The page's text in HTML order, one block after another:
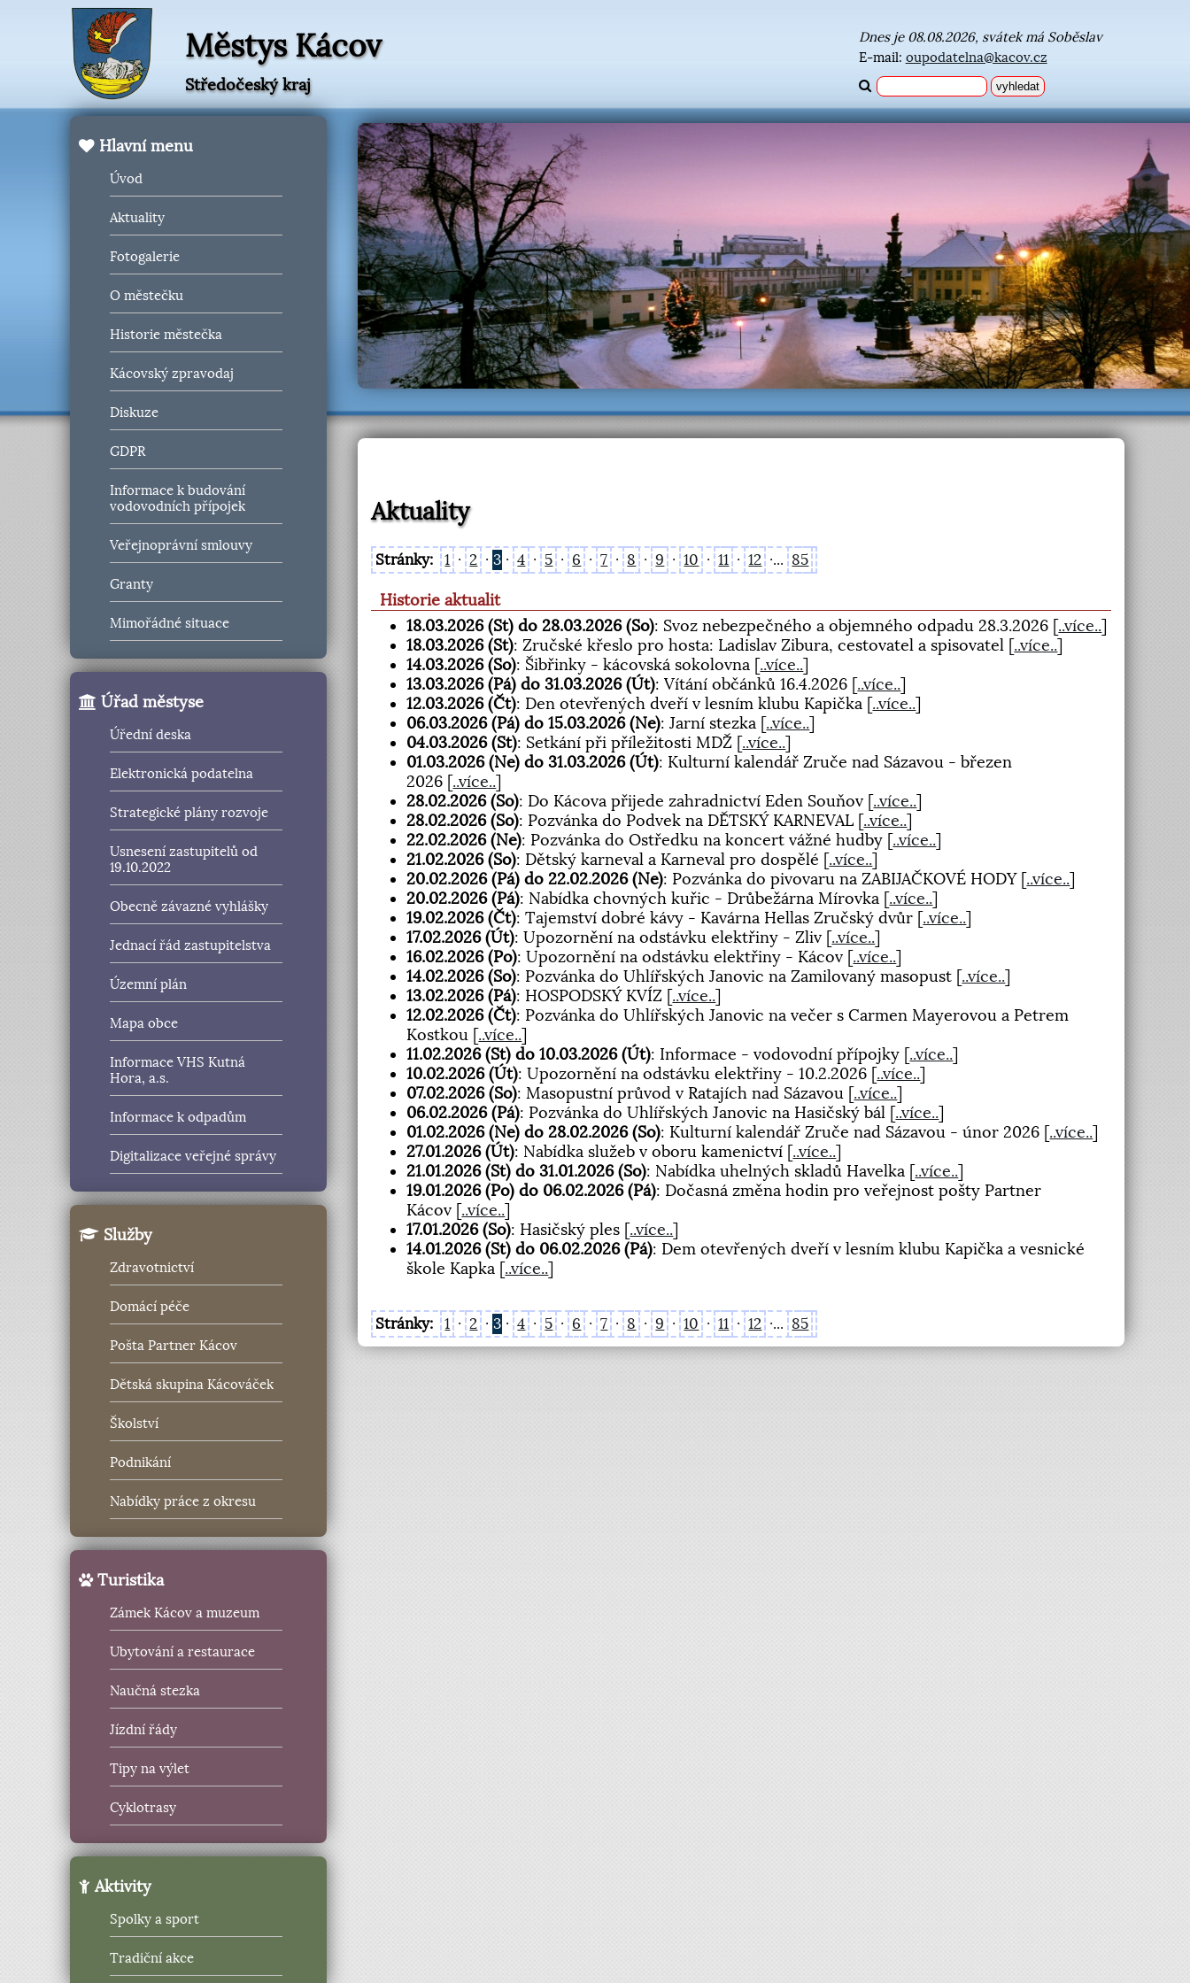
Městys Kácov
Středočeský kraj
Dnes je 08.08.2026, svátek má Soběslav
E-mail: oupodatelna@kacov.cz
Hlavní menu
Úvod
Aktuality
Fotogalerie
O městečku
Historie městečka
Kácovský zpravodaj
Diskuze
GDPR
Informace k budování
vodovodních přípojek
Veřejnoprávní smlouvy
Granty
Mimořádné situace
Úřad městyse
Úřední deska
Elektronická podatelna
Strategické plány rozvoje
Usnesení zastupitelů od
19.10.2022
Obecně závazné vyhlášky
Jednací řád zastupitelstva
Územní plán
Mapa obce
Informace VHS Kutná
Hora, a.s.
Informace k odpadům
Digitalizace veřejné správy
Služby
Zdravotnictví
Domácí péče
Pošta Partner Kácov
Dětská skupina Kácováček
Školství
Podnikání
Nabídky práce z okresu
Turistika
Zámek Kácov a muzeum
Ubytování a restaurace
Naučná stezka
Jízdní řády
Tipy na výlet
Cyklotrasy
Aktivity
Spolky a sport
Tradiční akce
Aktuality
Stránky: 1 · 2 · 3 · 4 · 5 · 6 · 7 · 8 · 9 · 10 · 11 · 12 ·... 85
Historie aktualit
18.03.2026 (St) do 28.03.2026 (So): Svoz nebezpečného a objemného odpadu 28.3.2026 [..více..]
18.03.2026 (St): Zručské křeslo pro hosta: Ladislav Zibura, cestovatel a spisovatel [..více..]
14.03.2026 (So): Šibřinky - kácovská sokolovna [..více..]
13.03.2026 (Pá) do 31.03.2026 (Út): Vítání občánků 16.4.2026 [..více..]
12.03.2026 (Čt): Den otevřených dveří v lesním klubu Kapička [..více..]
06.03.2026 (Pá) do 15.03.2026 (Ne): Jarní stezka [..více..]
04.03.2026 (St): Setkání při příležitosti MDŽ [..více..]
01.03.2026 (Ne) do 31.03.2026 (Út): Kulturní kalendář Zruče nad Sázavou - březen
2026 [..více..]
28.02.2026 (So): Do Kácova přijede zahradnictví Eden Souňov [..více..]
28.02.2026 (So): Pozvánka do Podvek na DĚTSKÝ KARNEVAL [..více..]
22.02.2026 (Ne): Pozvánka do Ostředku na koncert vážné hudby [..více..]
21.02.2026 (So): Dětský karneval a Karneval pro dospělé [..více..]
20.02.2026 (Pá) do 22.02.2026 (Ne): Pozvánka do pivovaru na ZABIJAČKOVÉ HODY [..více..]
20.02.2026 (Pá): Nabídka chovných kuřic - Drůbežárna Mírovka [..více..]
19.02.2026 (Čt): Tajemství dobré kávy - Kavárna Hellas Zručský dvůr [..více..]
17.02.2026 (Út): Upozornění na odstávku elektřiny - Zliv [..více..]
16.02.2026 (Po): Upozornění na odstávku elektřiny - Kácov [..více..]
14.02.2026 (So): Pozvánka do Uhlířských Janovic na Zamilovaný masopust [..více..]
13.02.2026 (Pá): HOSPODSKÝ KVÍZ [..více..]
12.02.2026 (Čt): Pozvánka do Uhlířských Janovic na večer s Carmen Mayerovou a Petrem
Kostkou [..více..]
11.02.2026 (St) do 10.03.2026 (Út): Informace - vodovodní přípojky [..více..]
10.02.2026 (Út): Upozornění na odstávku elektřiny - 10.2.2026 [..více..]
07.02.2026 (So): Masopustní průvod v Ratajích nad Sázavou [..více..]
06.02.2026 (Pá): Pozvánka do Uhlířských Janovic na Hasičský bál [..více..]
01.02.2026 (Ne) do 28.02.2026 (So): Kulturní kalendář Zruče nad Sázavou - únor 2026 [..více..]
27.01.2026 (Út): Nabídka služeb v oboru kamenictví [..více..]
21.01.2026 (St) do 31.01.2026 (So): Nabídka uhelných skladů Havelka [..více..]
19.01.2026 (Po) do 06.02.2026 (Pá): Dočasná změna hodin pro veřejnost pošty Partner
Kácov [..více..]
17.01.2026 (So): Hasičský ples [..více..]
14.01.2026 (St) do 06.02.2026 (Pá): Dem otevřených dveří v lesním klubu Kapička a vesnické
škole Kapka [..více..]
Stránky: 1 · 2 · 3 · 4 · 5 · 6 · 7 · 8 · 9 · 10 · 11 · 12 ·... 85